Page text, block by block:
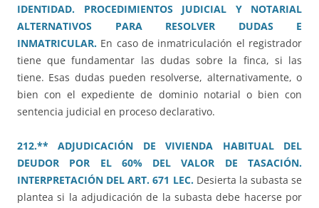
IDENTIDAD. PROCEDIMIENTOS JUDICIAL Y NOTARIAL
ALTERNATIVOS PARA RESOLVER DUDAS E
INMATRICULAR. En caso de inmatriculación el registrador
tiene que fundamentar las dudas sobre la finca, si las
tiene. Esas dudas pueden resolverse, alternativamente, o
bien con el expediente de dominio notarial o bien con
sentencia judicial en proceso declarativo.
212.** ADJUDICACIÓN DE VIVIENDA HABITUAL DEL
DEUDOR POR EL 60% DEL VALOR DE TASACIÓN.
INTERPRETACIÓN DEL ART. 671 LEC.Desierta la subasta se
plantea si la adjudicación de la subasta debe hacerse por